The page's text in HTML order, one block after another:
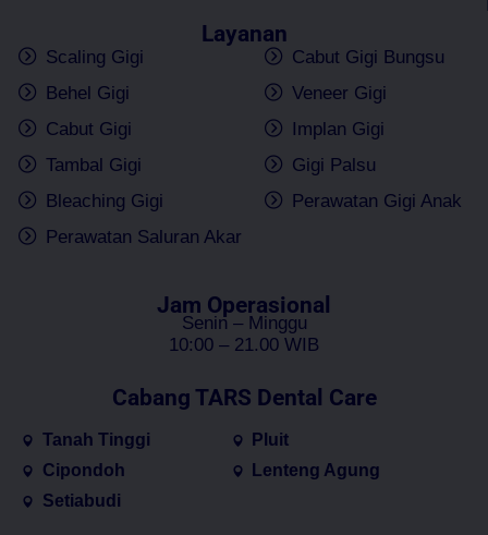
Layanan
Scaling Gigi
Behel Gigi
Cabut Gigi
Tambal Gigi
Bleaching Gigi
Perawatan Saluran Akar
Cabut Gigi Bungsu
Veneer Gigi
Implan Gigi
Gigi Palsu
Perawatan Gigi Anak
Jam Operasional
Senin – Minggu
10:00 – 21.00 WIB
Cabang TARS Dental Care
Tanah Tinggi
Cipondoh
Setiabudi
Pluit
Lenteng Agung